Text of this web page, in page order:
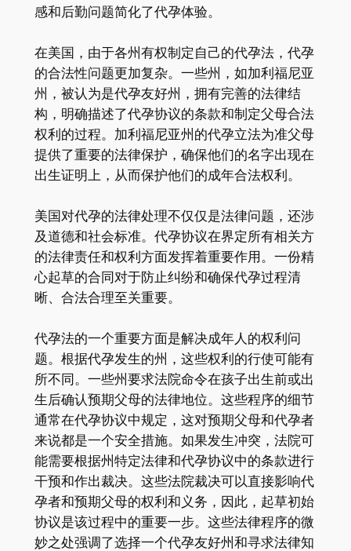
感和后勤问题简化了代孕体验。
在美国，由于各州有权制定自己的代孕法，代孕
的合法性问题更加复杂。一些州，如加利福尼亚
州，被认为是代孕友好州，拥有完善的法律结
构，明确描述了代孕协议的条款和制定父母合法
权利的过程。加利福尼亚州的代孕立法为准父母
提供了重要的法律保护，确保他们的名字出现在
出生证明上，从而保护他们的成年合法权利。
美国对代孕的法律处理不仅仅是法律问题，还涉
及道德和社会标准。代孕协议在界定所有相关方
的法律责任和权利方面发挥着重要作用。一份精
心起草的合同对于防止纠纷和确保代孕过程清
晰、合法合理至关重要。
代孕法的一个重要方面是解决成年人的权利问
题。根据代孕发生的州，这些权利的行使可能有
所不同。一些州要求法院命令在孩子出生前或出
生后确认预期父母的法律地位。这些程序的细节
通常在代孕协议中规定，这对预期父母和代孕者
来说都是一个安全措施。如果发生冲突，法院可
能需要根据州特定法律和代孕协议中的条款进行
干预和作出裁决。这些法院裁决可以直接影响代
孕者和预期父母的权利和义务，因此，起草初始
协议是该过程中的重要一步。这些法律程序的微
妙之处强调了选择一个代孕友好州和寻求法律知